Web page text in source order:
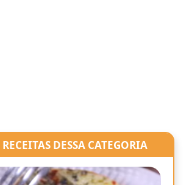
DESSA CATEGORIA